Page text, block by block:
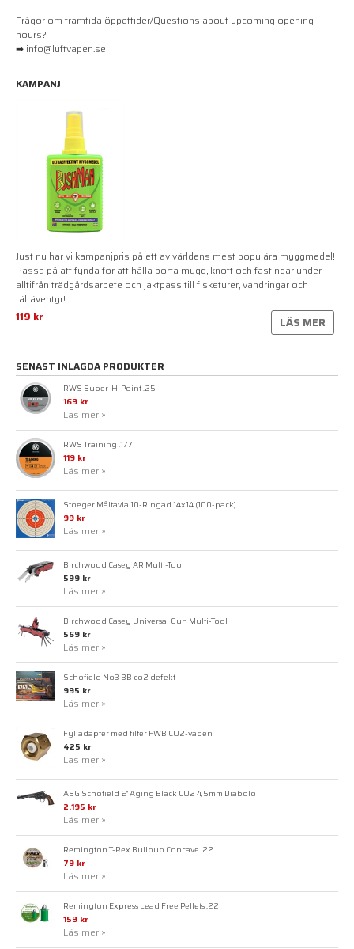
Frågor om framtida öppettider/Questions about upcoming opening
hours?
➡ info@luftvapen.se
KAMPANJ
Just nu har vi kampanjpris på ett av världens mest populära myggmedel!
Passa på att fynda för att hålla borta mygg, knott och fästingar under
alltifrån trädgårdsarbete och jaktpass till fisketurer, vandringar och
tältäventyr!
119 kr
LÄS MER
SENAST INLAGDA PRODUKTER
RWS Super-H-Point .25
169 kr
Läs mer »
RWS Training .177
119 kr
Läs mer »
Stoeger Måltavla 10-Ringad 14x14 (100-pack)
99 kr
Läs mer »
Birchwood Casey AR Multi-Tool
599 kr
Läs mer »
Birchwood Casey Universal Gun Multi-Tool
569 kr
Läs mer »
Schofield No3 BB co2 defekt
995 kr
Läs mer »
Fylladapter med filter FWB CO2-vapen
425 kr
Läs mer »
ASG Schofield 6" Aging Black CO2 4,5mm Diabolo
2.195 kr
Läs mer »
Remington T-Rex Bullpup Concave .22
79 kr
Läs mer »
Remington Express Lead Free Pellets .22
159 kr
Läs mer »